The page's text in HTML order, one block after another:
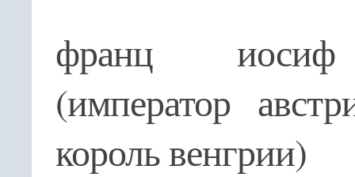
франц
(император
король венгрии)